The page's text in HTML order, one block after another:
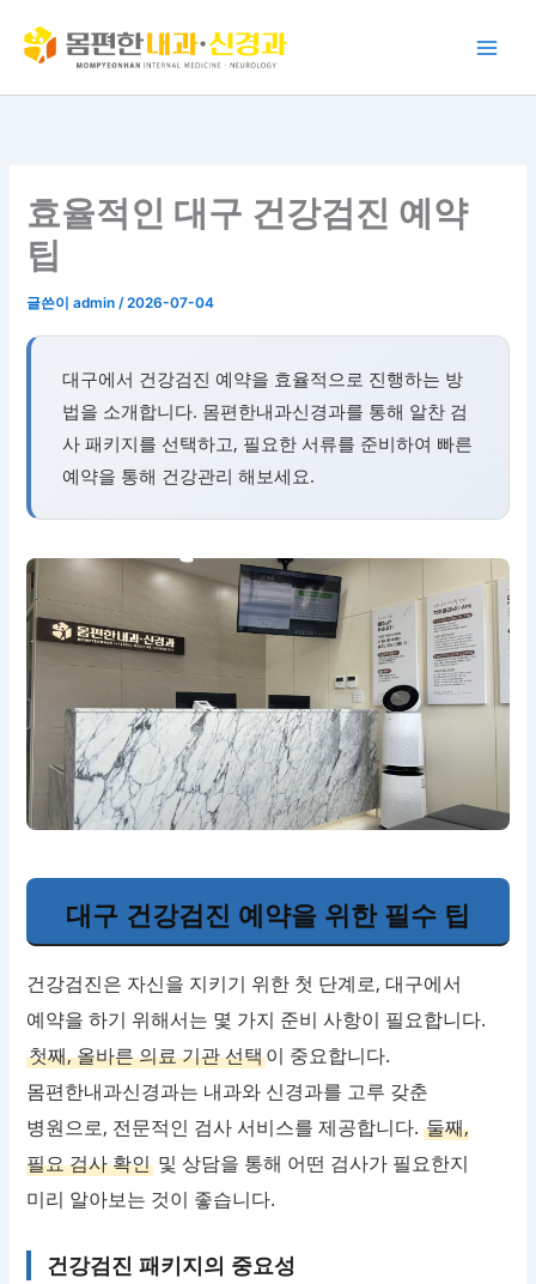
로
효율적인 대구 건강검진 예약
팁
글쓴이admin/2026-07-04
대구에서 건강검진 예약을 효율적으로 진행하는 방
법을 소개합니다. 몸편한내과신경과를 통해 알찬 검
사 패키지를 선택하고, 필요한 서류를 준비하여 빠른
예약을 통해 건강관리 해보세요.
대구 건강검진 예약을 위한 필수 팁
건강검진은 자신을 지키기 위한 첫 단계로, 대구에서
예약을 하기 위해서는 몇 가지 준비 사항이 필요합니다.
첫째, 올바른 의료 기관 선택이 중요합니다.
몸편한내과신경과는 내과와 신경과를 고루 갖춘
병원으로, 전문적인 검사 서비스를 제공합니다.둘째,
필요 검사 확인 및 상담을 통해 어떤 검사가 필요한지
미리 알아보는 것이 좋습니다.
건강검진 패키지의 중요성